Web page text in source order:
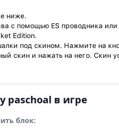
ниже.
с помощью ES проводника
Edition.
под скином. Нажмите на
скин и нажать на него. Скин
paschoal в игре
блок: